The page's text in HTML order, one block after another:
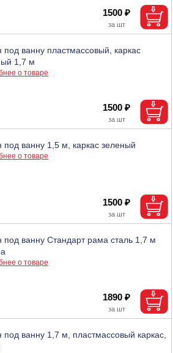
1500 ₽
под ванну пластмассовый, каркас
1,7 м
о товаре
1500 ₽
под ванну 1,5 м, каркас зеленый
о товаре
1500 ₽
под ванну Стандарт рама сталь 1,7 м
о товаре
1890 ₽
под ванну 1,7 м, пластмассовый каркас,